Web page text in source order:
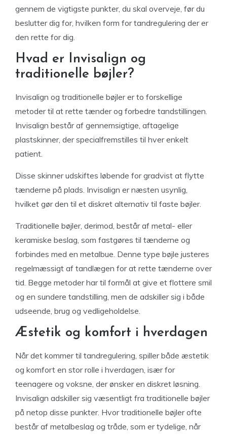
gennem de vigtigste punkter, du skal overveje, før du
beslutter dig for, hvilken form for tandregulering der er
den rette for dig.
Hvad er Invisalign og
traditionelle bøjler?
Invisalign og traditionelle bøjler er to forskellige
metoder til at rette tænder og forbedre tandstillingen.
Invisalign består af gennemsigtige, aftagelige
plastskinner, der specialfremstilles til hver enkelt
patient.
Disse skinner udskiftes løbende for gradvist at flytte
tænderne på plads. Invisalign er næsten usynlig,
hvilket gør den til et diskret alternativ til faste bøjler.
Traditionelle bøjler, derimod, består af metal- eller
keramiske beslag, som fastgøres til tænderne og
forbindes med en metalbue. Denne type bøjle justeres
regelmæssigt af tandlægen for at rette tænderne over
tid. Begge metoder har til formål at give et flottere smil
og en sundere tandstilling, men de adskiller sig i både
udseende, brug og vedligeholdelse.
Æstetik og komfort i hverdagen
Når det kommer til tandregulering, spiller både æstetik
og komfort en stor rolle i hverdagen, især for
teenagere og voksne, der ønsker en diskret løsning.
Invisalign adskiller sig væsentligt fra traditionelle bøjler
på netop disse punkter. Hvor traditionelle bøjler ofte
består af metalbeslag og tråde, som er tydelige, når